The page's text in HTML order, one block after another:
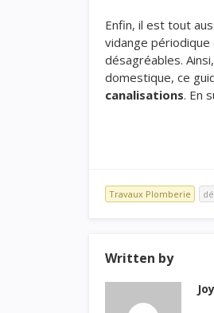
Enfin, il est tout
vidange
désagréables.
domestique, ce
canalisations. En
Travaux Plomberie
Written by
Joy